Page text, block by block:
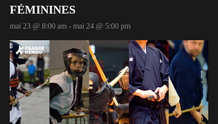
FÉMININES
mai 23 @ 8:00 am - mai 24 @ 5:00 pm